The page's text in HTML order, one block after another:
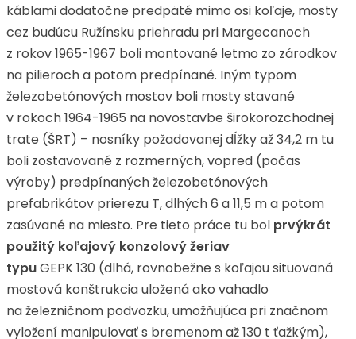
káblami dodatočne predpäté mimo osi koľaje, mosty
cez budúcu Ružínsku priehradu pri Margecanoch
z rokov 1965-1967 boli montované letmo zo zárodkov
na pilieroch a potom predpínané. Iným typom
železobetónových mostov boli mosty stavané
v rokoch 1964-1965 na novostavbe širokorozchodnej
trate (ŠRT) – nosníky požadovanej dĺžky až 34,2 m tu
boli zostavované z rozmerných, vopred (počas
výroby) predpínaných železobetónových
prefabrikátov prierezu T, dlhých 6 a 11,5 m a potom
zasúvané na miesto. Pre tieto práce tu bol prvýkrát
použitý koľajový konzolový žeriav
typuGEPK 130 (dlhá, rovnobežne s koľajou situovaná
mostová konštrukcia uložená ako vahadlo
na železničnom podvozku, umožňujúca pri značnom
vyložení manipulovať s bremenom až 130 t ťažkým),